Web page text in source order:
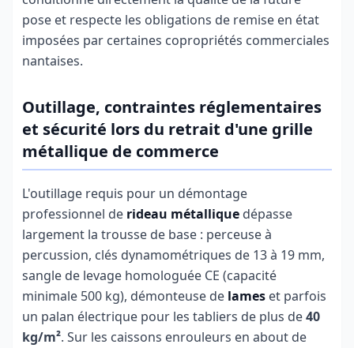
pose et respecte les obligations de remise en état
imposées par certaines copropriétés commerciales
nantaises.
Outillage, contraintes réglementaires
et sécurité lors du retrait d'une grille
métallique de commerce
L'outillage requis pour un démontage
professionnel de rideau métallique dépasse
largement la trousse de base : perceuse à
percussion, clés dynamométriques de 13 à 19 mm,
sangle de levage homologuée CE (capacité
minimale 500 kg), démonteuse de lames et parfois
un palan électrique pour les tabliers de plus de40
kg/m². Sur les caissons enrouleurs en about de